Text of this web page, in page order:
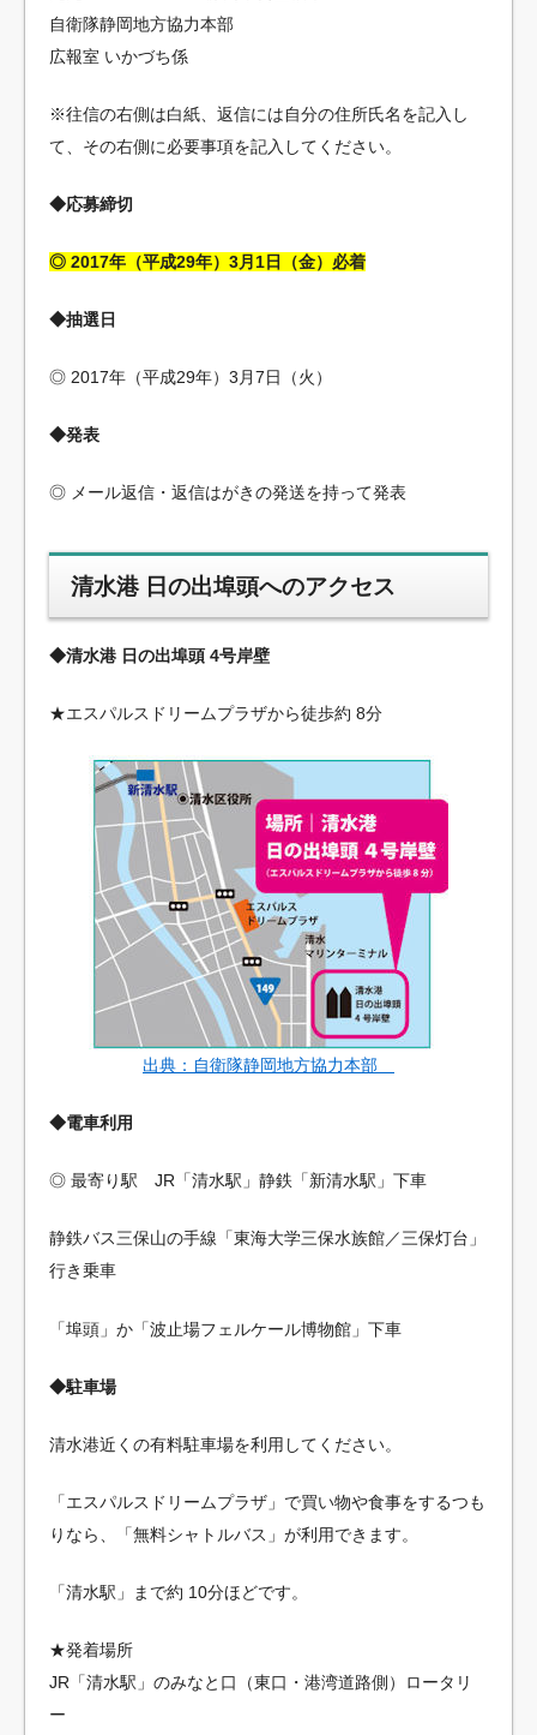
自衛隊静岡地方協力本部
広報室 いかづち係
※往信の右側は白紙、返信には自分の住所氏名を記入し
て、その右側に必要事項を記入してください。
◆応募締切
◎ 2017年（平成29年）3月1日（金）必着
◆抽選日
◎ 2017年（平成29年）3月7日（火）
◆発表
◎ メール返信・返信はがきの発送を持って発表
清水港 日の出埠頭へのアクセス
◆清水港 日の出埠頭 4号岸壁
★エスパルスドリームプラザから徒歩約 8分
出典：自衛隊静岡地方協力本部
◆電車利用
◎ 最寄り駅 JR「清水駅」静鉄「新清水駅」下車
静鉄バス三保山の手線「東海大学三保水族館／三保灯台」
行き乗車
「埠頭」か「波止場フェルケール博物館」下車
◆駐車場
清水港近くの有料駐車場を利用してください。
「エスパルスドリームプラザ」で買い物や食事をするつも
りなら、「無料シャトルバス」が利用できます。
「清水駅」まで約 10分ほどです。
★発着場所
JR「清水駅」のみなと口（東口・港湾道路側）ロータリ
ー